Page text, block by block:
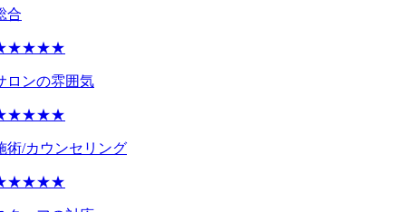
合
ロンの雰囲気
術/カウンセリング